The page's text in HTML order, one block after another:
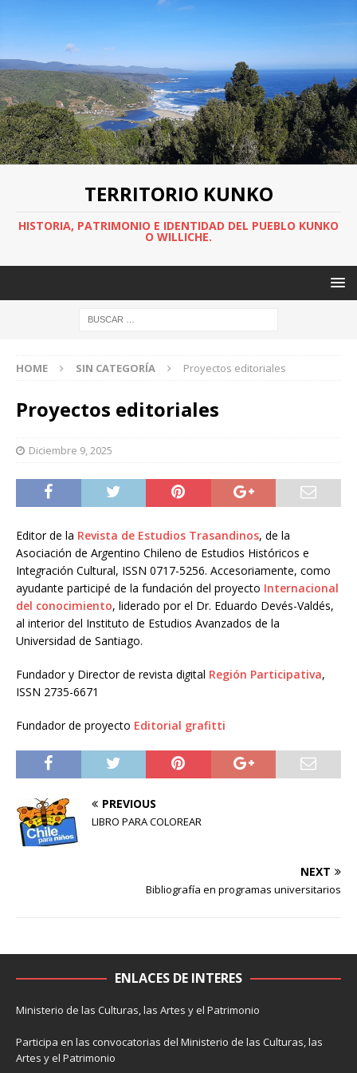
TERRITORIO KUNKO
HISTORIA, PATRIMONIO E IDENTIDAD DEL PUEBLO KUNKO
O WILLICHE.
HOME SIN CATEGORÍA Proyectos editoriales
Proyectos editoriales
Diciembre 9, 2025
Editor de la Revista de Estudios Trasandinos, de la
Asociación de Argentino Chileno de Estudios Históricos e
Integración Cultural, ISSN 0717-5256. Accesoriamente, como
ayudante participé de la fundación del proyecto Internacional
del conocimiento, liderado por el Dr. Eduardo Devés-Valdés,
al interior del Instituto de Estudios Avanzados de la
Universidad de Santiago.
Fundador y Director de revista digital Región Participativa,
ISSN 2735-6671
Fundador de proyecto Editorial grafitti
PREVIOUS
LIBRO PARA COLOREAR
NEXT
Bibliografía en programas universitarios
ENLACES DE INTERES
Ministerio de las Culturas, las Artes y el Patrimonio
Participa en las convocatorias del Ministerio de las Culturas, las
Artes y el Patrimonio